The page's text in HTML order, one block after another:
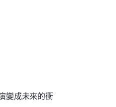
變成未來的衝